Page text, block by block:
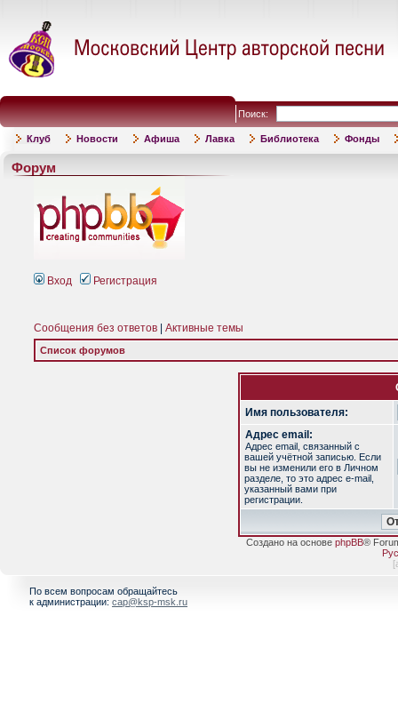
Поиск:
Клуб Новости Афиша Лавка Библиотека Фонды
Форум
Вход Регистрация
Сообщения без ответов Активные темы
Список форумов
Имя пользователя:
Адрес email:
Адрес email, связанный с
вашей учётной записью. Если
вы не изменили его в Личном
разделе, то это адрес e-mail,
указанный вами при
регистрации.
Создано на основе phpBB®
[
По всем вопросам обращайтесь
к администрации: cap@ksp-msk.ru